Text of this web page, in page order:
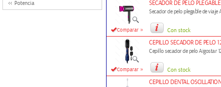
Potencia
Comparar »
SECADOR DE PELO
Secador de pelo plegable de
Con stock
Comparar »
CEPILLO SECADOR DE PELO
Cepillo secador de pelo Aigostar
Con stock
CEPILLO DENTAL